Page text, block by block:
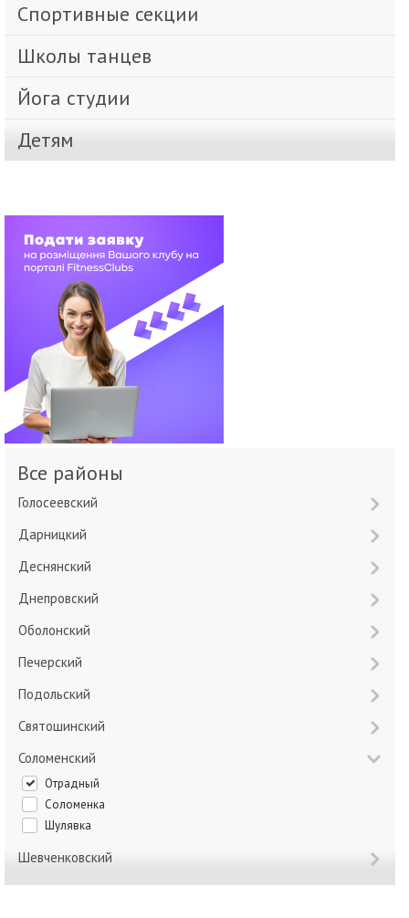
Спортивные секции
Школы танцев
Йога студии
Детям
Все районы
Голосеевский
Дарницкий
Деснянский
Днепровский
Оболонский
Печерский
Подольский
Святошинский
Соломенский
Отрадный
Соломенка
Шулявка
Шевченковский